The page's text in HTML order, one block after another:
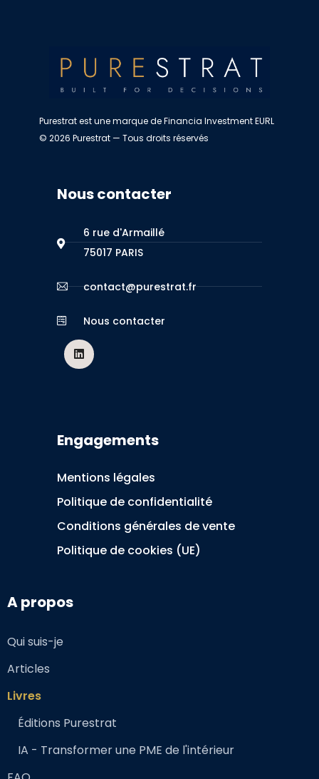
Purestrat est une marque de Financia Investment EURL
© 2026 Purestrat — Tous droits réservés
Nous contacter
6 rue d'Armaillé
75017 PARIS
contact@purestrat.fr
Nous contacter
Engagements
Mentions légales
Politique de confidentialité
Conditions générales de vente
Politique de cookies (UE)
A propos
Qui suis-je
Articles
Livres
Éditions Purestrat
IA - Transformer une PME de l'intérieur